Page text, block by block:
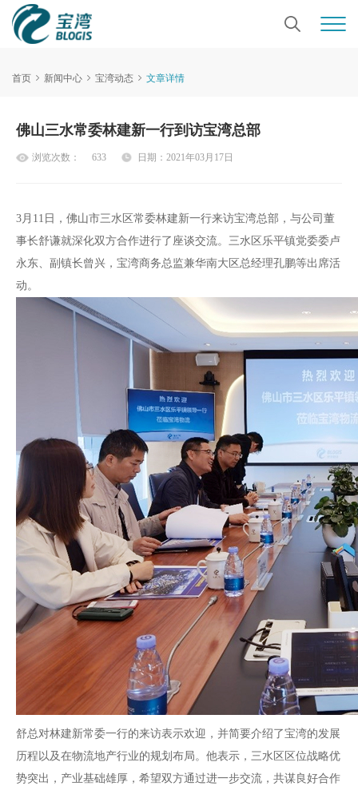
首页 新闻中心 宝湾动态 文章详情
佛山三水常委林建新一行到访宝湾总部
浏览次数： 633 日期：2021年03月17日
3月11日，佛山市三水区常委林建新一行来访宝湾总部，与公司董
事长舒谦就深化双方合作进行了座谈交流。三水区乐平镇党委委卢
永东、副镇长曾兴，宝湾商务总监兼华南大区总经理孔鹏等出席活
动。
舒总对林建新常委一行的来访表示欢迎，并简要介绍了宝湾的发展
历程以及在物流地产行业的规划布局。他表示，三水区区位战略优
势突出，产业基础雄厚，希望双方通过进一步交流，共谋良好合作